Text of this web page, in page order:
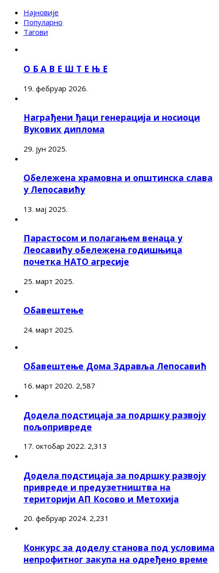
Најновије
Популарно
Тагови
О Б А В Е Ш Т Е Њ Е
19. фебруар 2026.
Награђени ђаци генерација и носиоци
Вукових диплома
29. јун 2025.
Обележена храмовна и општинска слава
у Лепосавићу
13. мај 2025.
Парастосом и полагањем венаца у
Леосавићу обележена годишњица
почетка НАТО агресије
25. март 2025.
Обавештење
24. март 2025.
Обавештење Дома Здравља Лепосавић
16. март 2020. 2,587
Додела подстицаја за подршку развоју
пољопривреде
17. октобар 2022. 2,313
Додела подстицаја за подршку развоју
привреде и предузетништва на
територији АП Косово и Метохија
20. фебруар 2024. 2,231
Конкурс за доделу станова под условима
непрофитног закупа на одређено време